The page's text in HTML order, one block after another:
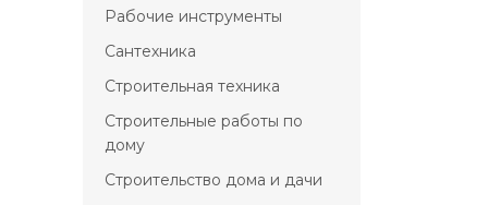
Рабочие инструменты
Сантехника
Строительная техника
Строительные работы по
дому
Строительство дома и дачи